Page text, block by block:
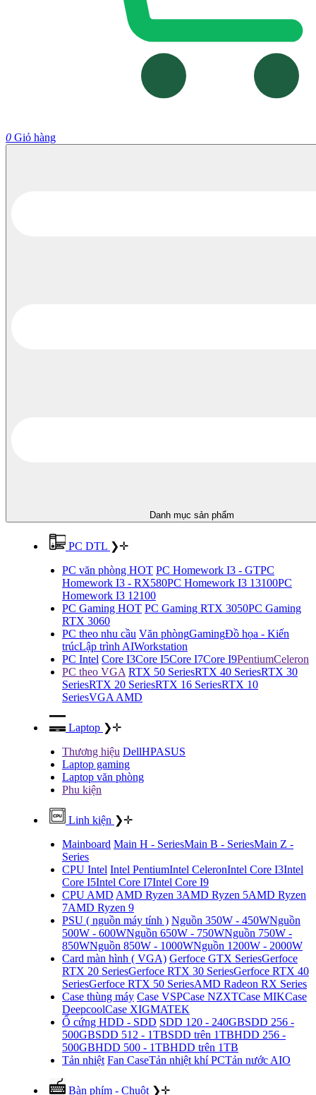
0 Giỏ hàng
Danh mục sản phẩm
PC DTL ❯✛
PC văn phòng HOT PC Homework I3 - GTPC
Homework I3 - RX580PC Homework I3 13100PC
Homework I3 12100
PC Gaming HOT PC Gaming RTX 3050PC Gaming
RTX 3060
PC theo nhu cầu Văn phòngGamingĐồ họa - Kiến
trúcLập trình AIWorkstation
PC Intel Core I3Core I5Core I7Core I9PentiumCeleron
PC theo VGA RTX 50 SeriesRTX 40 SeriesRTX 30
SeriesRTX 20 SeriesRTX 16 SeriesRTX 10
SeriesVGA AMD
Laptop ❯✛
Thương hiệu DellHPASUS
Laptop gaming
Laptop văn phòng
Phu kiện
Linh kiện ❯✛
Mainboard Main H - SeriesMain B - SeriesMain Z -
Series
CPU Intel Intel PentiumIntel CeleronIntel Core I3Intel
Core I5Intel Core I7Intel Core I9
CPU AMD AMD Ryzen 3AMD Ryzen 5AMD Ryzen
7AMD Ryzen 9
PSU ( nguồn máy tính ) Nguồn 350W - 450WNguồn
500W - 600WNguồn 650W - 750WNguồn 750W -
850WNguồn 850W - 1000WNguồn 1200W - 2000W
Card màn hình ( VGA) Gerfoce GTX SeriesGerfoce
RTX 20 SeriesGerfoce RTX 30 SeriesGerfoce RTX 40
SeriesGerfoce RTX 50 SeriesAMD Radeon RX Series
Case thùng máy Case VSPCase NZXTCase MIKCase
DeepcoolCase XIGMATEK
Ổ cứng HDD - SDD SDD 120 - 240GBSDD 256 -
500GBSDD 512 - 1TBSDD trên 1TBHDD 256 -
500GBHDD 500 - 1TBHDD trên 1TB
Tản nhiệt Fan CaseTản nhiệt khí PCTản nước AIO
Bàn phím - Chuột ❯✛